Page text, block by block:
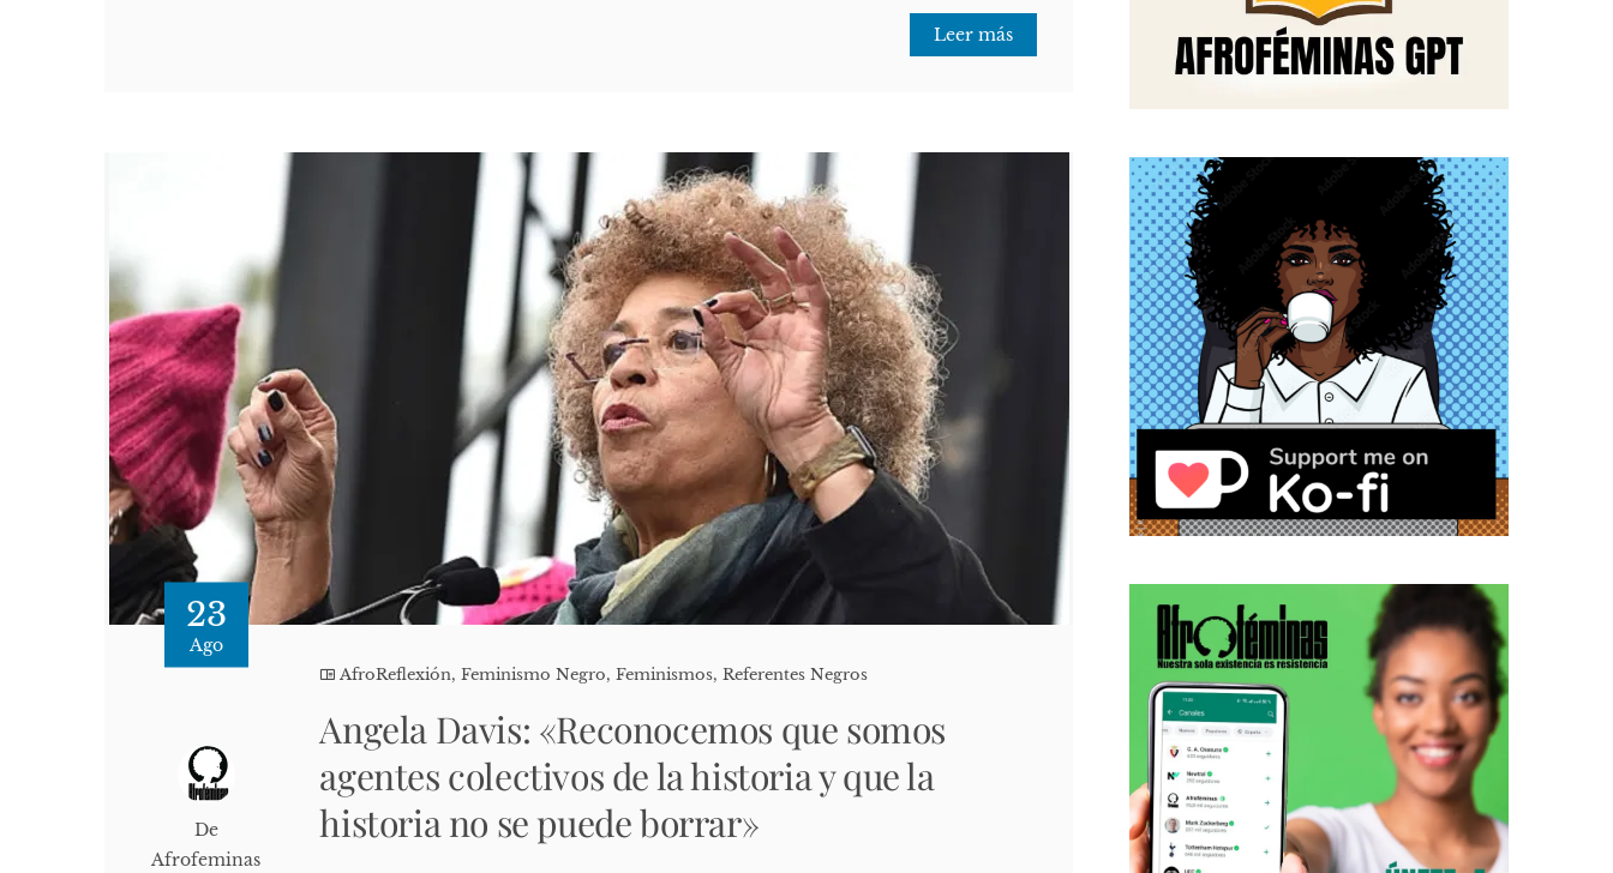
Leer más
23
Ago
De
Afrofeminas
AfroReflexión,Feminismo Negro,Feminismos,Referentes Negros
Angela Davis: «Reconocemos que somos
agentes colectivos de la historia y que la
historia no se puede borrar»